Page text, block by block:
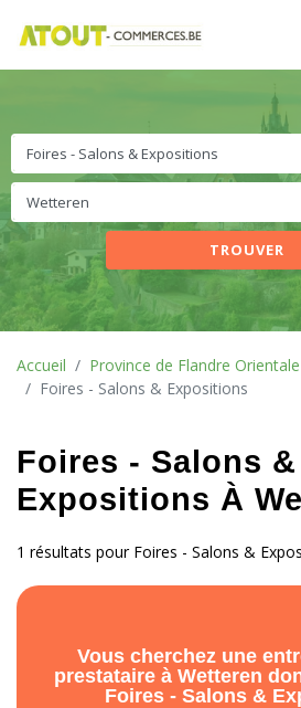
TROUVER
Accueil Province de Flandre Orientale
Foires - Salons & Expositions
Foires - Salons &
Expositions À
1 résultats pour Foires - Salons &
Vous cherchez une
prestataire à Wetteren
Foires - Salons &